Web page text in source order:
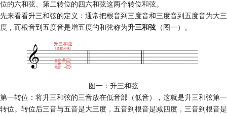
位的六和弦、第二转位的四六和弦这两个转位和弦。
先来看看升三和弦的定义：通常把根音到三度音和三度音到五度音为大三
度，而根音到五度音是增五度的和弦称为升三和弦（图一）。
图一：升三和弦
第一转位：将升三和弦的三音放在低音部（低音），这就是升三和弦第一
转位。转位后三音与五音是大三度，五音到根音是减四度，三音到根音是